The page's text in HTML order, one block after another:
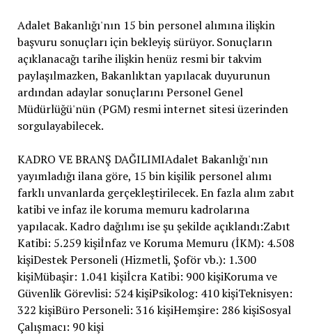
Adalet Bakanlığı'nın 15 bin personel alımına ilişkin
başvuru sonuçları için bekleyiş sürüyor. Sonuçların
açıklanacağı tarihe ilişkin henüz resmi bir takvim
paylaşılmazken, Bakanlıktan yapılacak duyurunun
ardından adaylar sonuçlarını Personel Genel
Müdürlüğü'nün (PGM) resmi internet sitesi üzerinden
sorgulayabilecek.
KADRO VE BRANŞ DAĞILIMIAdalet Bakanlığı'nın
yayımladığı ilana göre, 15 bin kişilik personel alımı
farklı unvanlarda gerçekleştirilecek. En fazla alım zabıt
katibi ve infaz ile koruma memuru kadrolarına
yapılacak. Kadro dağılımı ise şu şekilde açıklandı:Zabıt
Katibi: 5.259 kişiİnfaz ve Koruma Memuru (İKM): 4.508
kişiDestek Personeli (Hizmetli, Şoför vb.): 1.300
kişiMübaşir: 1.041 kişiİcra Katibi: 900 kişiKoruma ve
Güvenlik Görevlisi: 524 kişiPsikolog: 410 kişiTeknisyen:
322 kişiBüro Personeli: 316 kişiHemşire: 286 kişiSosyal
Çalışmacı: 90 kişi